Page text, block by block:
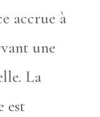
accrue à
une
La
est